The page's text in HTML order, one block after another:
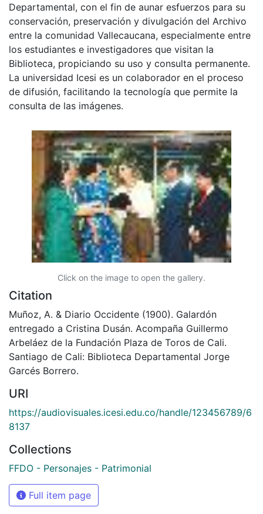
Departamental, con el fin de aunar esfuerzos para su
conservación, preservación y divulgación del Archivo
entre la comunidad Vallecaucana, especialmente entre
los estudiantes e investigadores que visitan la
Biblioteca, propiciando su uso y consulta permanente.
La universidad Icesi es un colaborador en el proceso
de difusión, facilitando la tecnología que permite la
consulta de las imágenes.
Click on the image to open the gallery.
Citation
Muñoz, A. & Diario Occidente (1900). Galardón
entregado a Cristina Dusán. Acompaña Guillermo
Arbeláez de la Fundación Plaza de Toros de Cali.
Santiago de Cali: Biblioteca Departamental Jorge
Garcés Borrero.
URI
https://audiovisuales.icesi.edu.co/handle/123456789/6
8137
Collections
FFDO - Personajes - Patrimonial
Full item page